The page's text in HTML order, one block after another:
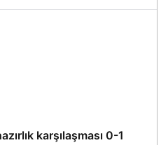
karşılaşması 0-1